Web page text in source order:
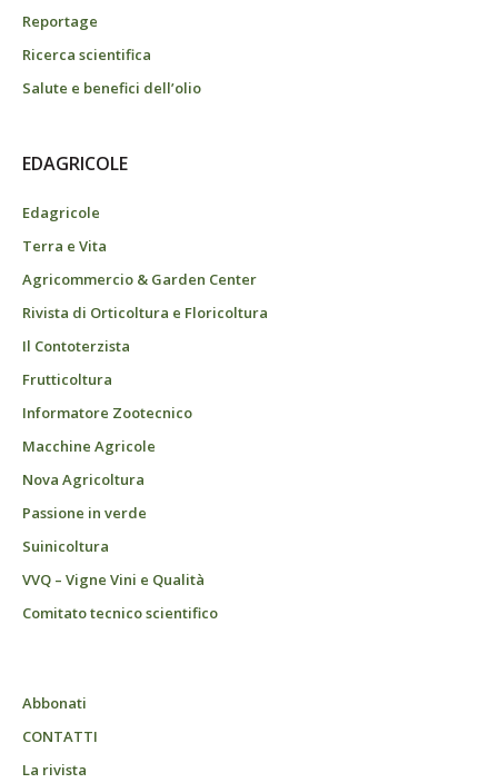
Reportage
Ricerca scientifica
Salute e benefici dell’olio
EDAGRICOLE
Edagricole
Terra e Vita
Agricommercio & Garden Center
Rivista di Orticoltura e Floricoltura
Il Contoterzista
Frutticoltura
Informatore Zootecnico
Macchine Agricole
Nova Agricoltura
Passione in verde
Suinicoltura
VVQ – Vigne Vini e Qualità
Comitato tecnico scientifico
Abbonati
CONTATTI
La rivista